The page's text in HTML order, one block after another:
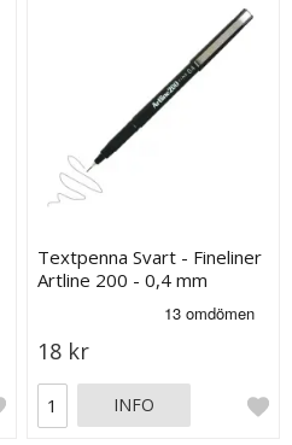
Textpenna Svart - Fineliner
Artline 200 - 0,4 mm
18 kr
INFO